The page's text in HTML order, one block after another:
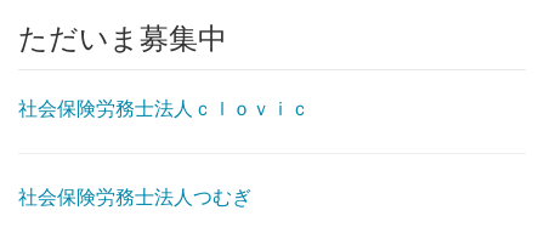
ただいま募集中
社会保険労務士法人ｃｌｏｖｉｃ
社会保険労務士法人つむぎ